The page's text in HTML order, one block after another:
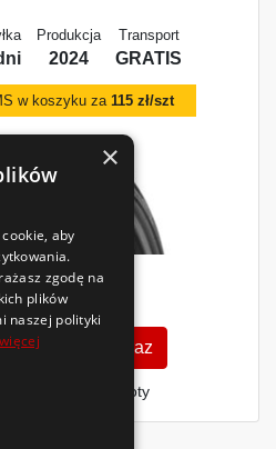
Produkcja
2024
Transport
GRATIS
w koszyku za115 zł/szt
zł/szt.
Kup teraz
firm - MŚP i floty
×
aby
zgodę na
plików
naszej polityki